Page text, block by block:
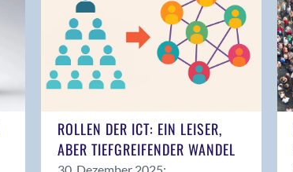
Balsthal
Balzers
Bassersdorf
ROLLEN DER ICT: EIN LEISER,
ABER TIEFGREIFENDER WANDEL